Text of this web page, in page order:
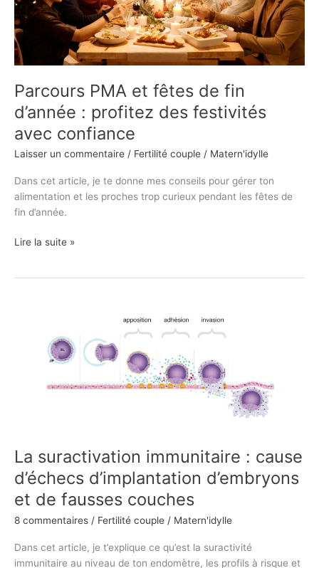
Parcours PMA et fêtes de fin
d’année : profitez des festivités
avec confiance
Laisser un commentaire / Fertilité couple / Matern'idylle
Dans cet article, je te donne mes conseils pour gérer ton
alimentation et les proches trop curieux pendant les fêtes de
fin d’année.
profitez
des
festivités
avec
confiance
Lire la suite »
La suractivation immunitaire : cause
d’échecs d’implantation d’embryons
et de fausses couches
8 commentaires / Fertilité couple / Matern'idylle
Dans cet article, je t’explique ce qu’est la suractivité
immunitaire au niveau de ton endomètre, les profils à risque et
immunitaire
d’échecs
de
fausses
couches